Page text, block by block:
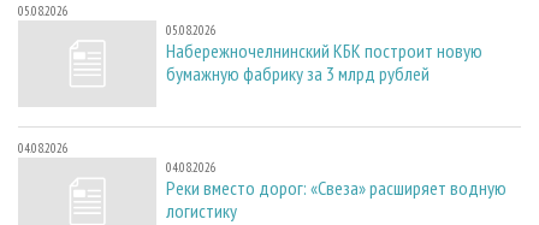
05.08.2026
05.08.2026
Набережночелнинский КБК построит новую
бумажную фабрику за 3 млрд рублей
04.08.2026
04.08.2026
Реки вместо дорог: «Свеза» расширяет водную
логистику